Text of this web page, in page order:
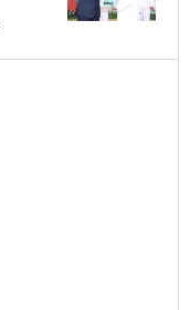
Susanto